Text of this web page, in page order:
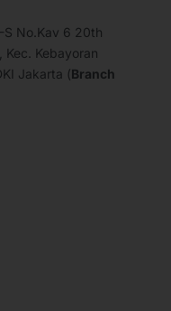
S No.Kav 6 20th
Kec. Kebayoran
Jakarta (Branch